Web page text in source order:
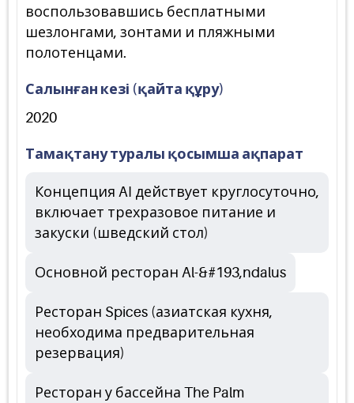
воспользовавшись бесплатными
шезлонгами, зонтами и пляжными
полотенцами.
Салынған кезі (қайта құру)
2020
Тамақтану туралы қосымша ақпарат
Концепция AI действует круглосуточно,
включает трехразовое питание и
закуски (шведский стол)
Основной ресторан Al-&#193,ndalus
Ресторан Spices (азиатская кухня,
необходима предварительная
резервация)
Ресторан у бассейна The Palm